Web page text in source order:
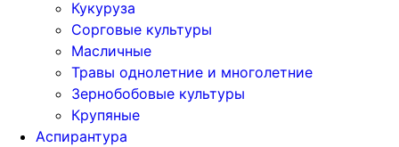
Кукуруза
Сорговые культуры
Масличные
Травы однолетние и многолетние
Зернобобовые культуры
Крупяные
Аспирантура